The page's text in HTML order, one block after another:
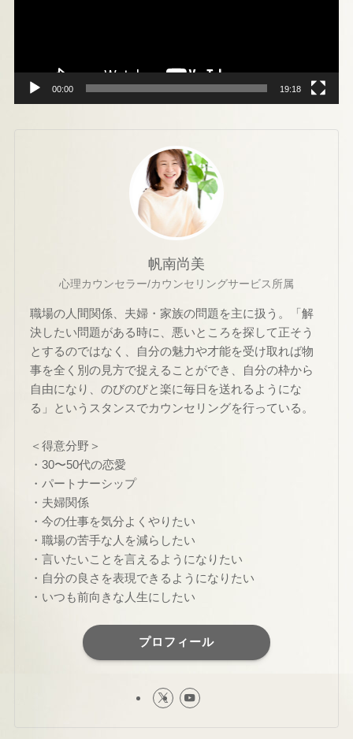
00:00 19:18
帆南尚美
心理カウンセラー/カウンセリングサービス所属
職場の人間関係、夫婦・家族の問題を主に扱う。「解
決したい問題がある時に、悪いところを探して正そう
とするのではなく、自分の魅力や才能を受け取れば物
事を全く別の見方で捉えることができ、自分の枠から
自由になり、のびのびと楽に毎日を送れるようにな
る」というスタンスでカウンセリングを行っている。
＜得意分野＞
・30〜50代の恋愛
・パートナーシップ
・夫婦関係
・今の仕事を気分よくやりたい
・職場の苦手な人を減らしたい
・言いたいことを言えるようになりたい
・自分の良さを表現できるようになりたい
・いつも前向きな人生にしたい
プロフィール